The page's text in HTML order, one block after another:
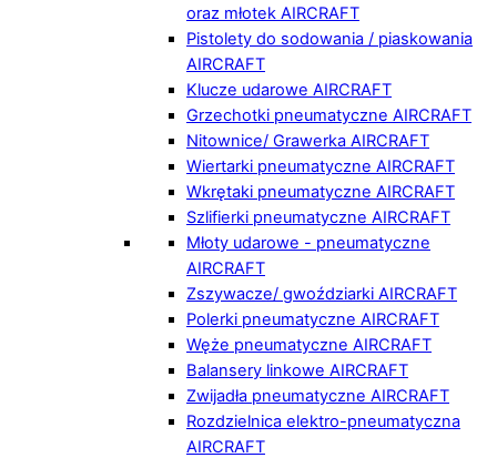
oraz młotek AIRCRAFT
Pistolety do sodowania / piaskowania
AIRCRAFT
Klucze udarowe AIRCRAFT
Grzechotki pneumatyczne AIRCRAFT
Nitownice/ Grawerka AIRCRAFT
Wiertarki pneumatyczne AIRCRAFT
Wkrętaki pneumatyczne AIRCRAFT
Szlifierki pneumatyczne AIRCRAFT
Młoty udarowe - pneumatyczne
AIRCRAFT
Zszywacze/ gwoździarki AIRCRAFT
Polerki pneumatyczne AIRCRAFT
Węże pneumatyczne AIRCRAFT
Balansery linkowe AIRCRAFT
Zwijadła pneumatyczne AIRCRAFT
Rozdzielnica elektro-pneumatyczna
AIRCRAFT